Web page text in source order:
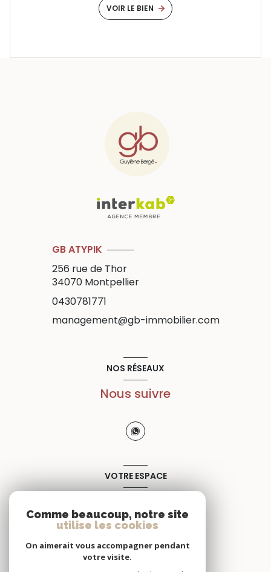
VOIR LE BIEN
GB ATYPIK
256 rue de Thor
34070 Montpellier
0430781771
management@gb-immobilier.com
NOS RÉSEAUX
Nous suivre
VOTRE ESPACE
Comme beaucoup, notre site
utilise les cookies
On aimerait vous accompagner pendant
votre visite.